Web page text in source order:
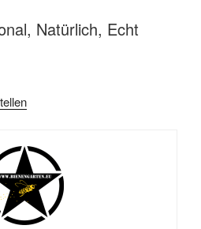
Natürlich, Echt